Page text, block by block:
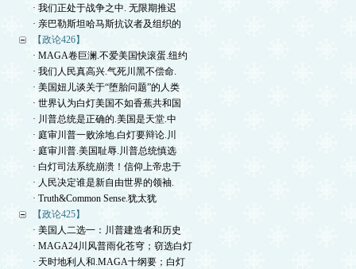
· 我们正处于战争之中. 无限期推迟
· 亲巴勒斯坦哈马斯抗议者及组织的
【政论426】
· MAGA卷巨澜.不爱美国快滚蛋.纽约
· 我们人民真高兴.气死川黑不偿命.
· 美国妞儿谈关于“堕胎问题”的人类
· 世界认为白灯美国不如香蕉共和国
· 川普总统是正确的.美国是天堂.中
· 庭审川普一败涂地.白灯要辩论.川
· 庭审川普.美国耻辱.川普总统慎选
· 白灯司法系统崩溃！信仰上帝忠于
· 人民决定谁是新自由世界的领袖.
· Truth&Common Sense.犹太犹
【政论425】
· 美国人二选一：川普建造者和历史
· MAGA24川风普雨化苍穹；窃选白灯
· 天时地利人和.MAGA十纲要；白灯